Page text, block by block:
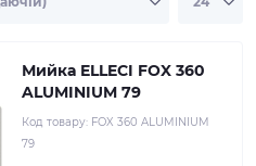
Мийка ELLECI FOX 360
ALUMINIUM 79
Код товару: FOX 360 ALUMINIUM
79